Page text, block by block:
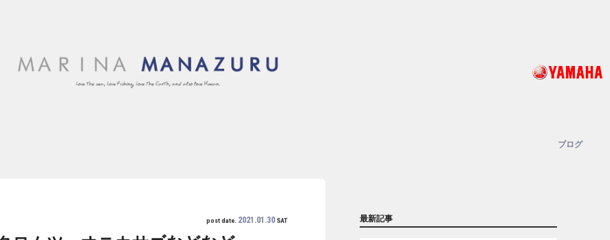
ブログ
post date. 2021.01.30 SAT 最新記事